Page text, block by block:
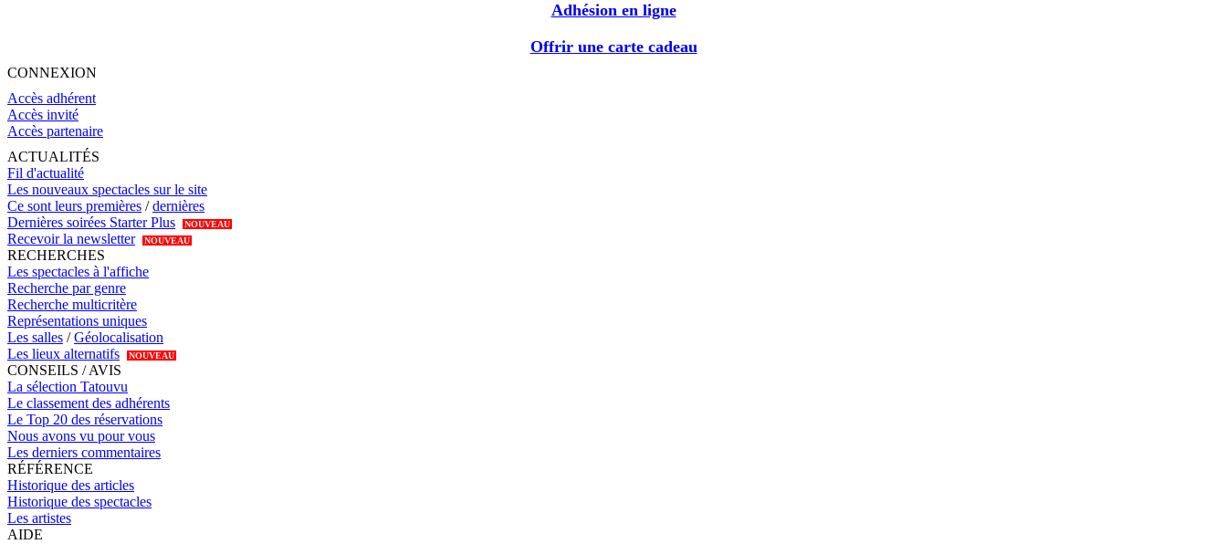
Adhésion en ligne
Offrir une carte cadeau
CONNEXION
Accès adhérent
Accès invité
Accès partenaire
ACTUALITÉS
Fil d'actualité
Les nouveaux spectacles sur le site
Ce sont leurs premières /dernières
Dernières soirées Starter Plus
NOUVEAU
Recevoir la newsletter NOUVEAU
RECHERCHES
Les spectacles à l'affiche
Recherche par genre
Recherche multicritère
Représentations uniques
Les salles /Géolocalisation
Les lieux alternatifs
NOUVEAU
CONSEILS / AVIS
La sélection Tatouvu
Le classement des adhérents
Le Top 20 des réservations
Nous avons vu pour vous
Les derniers commentaires
RÉFÉRENCE
Historique des articles
Historique des spectacles
Les artistes
AIDE